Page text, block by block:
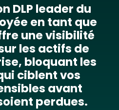
DLP leader du
en tant que
une visibilité
les actifs de
bloquant les
ciblent vos
avant
perdues.